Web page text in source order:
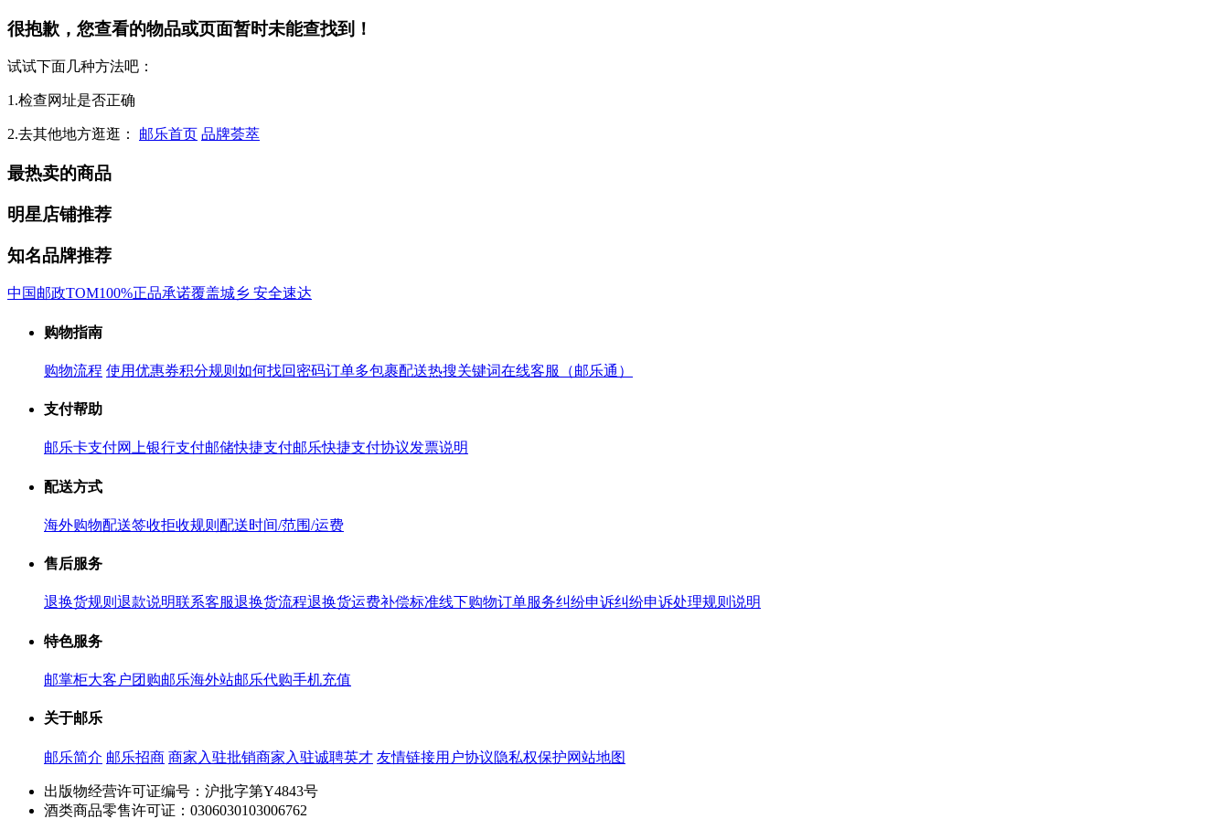
很抱歉，您查看的物品或页面暂时未能查找到！
试试下面几种方法吧：
1.检查网址是否正确
2.去其他地方逛逛： 邮乐首页 品牌荟萃
最热卖的商品
明星店铺推荐
知名品牌推荐
中国邮政TOM100%正品承诺覆盖城乡 安全速达
购物指南
购物流程 使用优惠券积分规则 如何找回密码订单多包裹配送热搜关键词在线客服（邮乐通）
支付帮助
邮乐卡支付网上银行支付邮储快捷支付邮乐快捷支付协议发票说明
配送方式
海外购物配送签收拒收规则 配送时间/范围/运费
售后服务
退换货规则 退款说明联系客服退换货流程退换货运费补偿标准线下购物订单服务纠纷申诉纠纷申诉处理规则说明
特色服务
邮掌柜大客户团购邮乐海外站邮乐代购手机充值
关于邮乐
邮乐简介 邮乐招商 商家入驻批销商家入驻诚聘英才 友情链接用户协议隐私权保护网站地图
出版物经营许可证编号：沪批字第Y4843号
酒类商品零售许可证：0306030103006762